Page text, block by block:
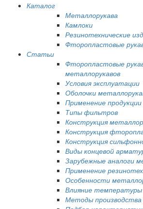
Каталог
Металлорукава
Камлоки
Резинотехнические
Фторопластовые
Статьи
Фторопластовые
металлорукавов
Условия эксплуатации
Оболочки
Применение
Типы фильтров
Конструкция
Конструкция
Конструкция
Виды концевой
Зарубежные аналоги
Применение
Особенности
Влияние
Методы производства